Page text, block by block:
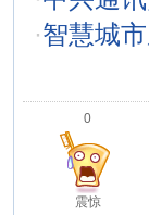
·智慧城
0
震惊